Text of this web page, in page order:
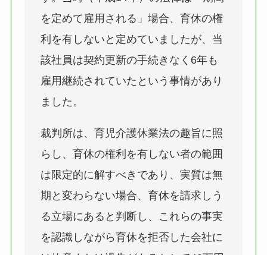
を定めて雇用される」場合、育休の権
利を有しないと定めていましたが、当
該社員は契約更新の手続きなく6年も
雇用継続されていたという事情があり
ました。
裁判所は、育児介護休業法の趣旨に照
らし、育休の権利を有しない者の範囲
は限定的に解すべきであり、実質は無
期と変わらない場合、育休を請求しう
る立場にあると判断し、これらの事実
を認識しながら育休を拒否した会社に